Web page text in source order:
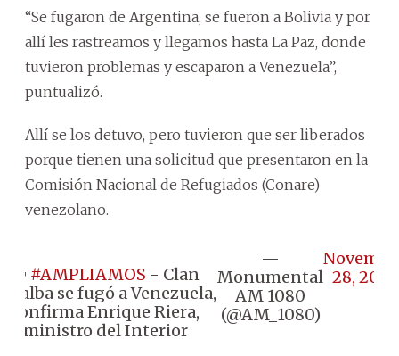
“Se fugaron de Argentina, se fueron a Bolivia y por
allí les rastreamos y llegamos hasta La Paz, donde
tuvieron problemas y escaparon a Venezuela”,
puntualizó.
Allí se los detuvo, pero tuvieron que ser liberados
porque tienen una solicitud que presentaron en la
Comisión Nacional de Refugiados (Conare)
venezolano.
🔴 #AMPLIAMOS - Clan
se fugó a Venezuela,
confirma Enrique Riera,
ministro del Interior
—
Monumental
AM 1080
(@AM_1080)
28, 2024